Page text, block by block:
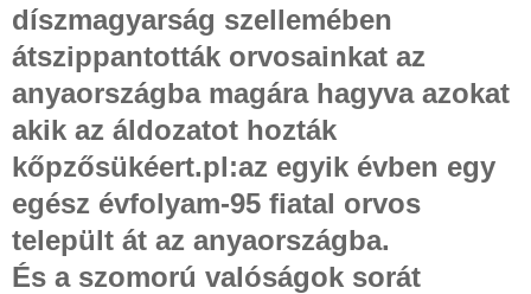
díszmagyarság szellemében
átszippantották orvosainkat az
anyaországba magára hagyva azokat
akik az áldozatot hozták
kőpzősükéert.pl:az egyik évben egy
egész évfolyam-95 fiatal orvos
települt át az anyaországba.
És a szomorú valóságok sorát